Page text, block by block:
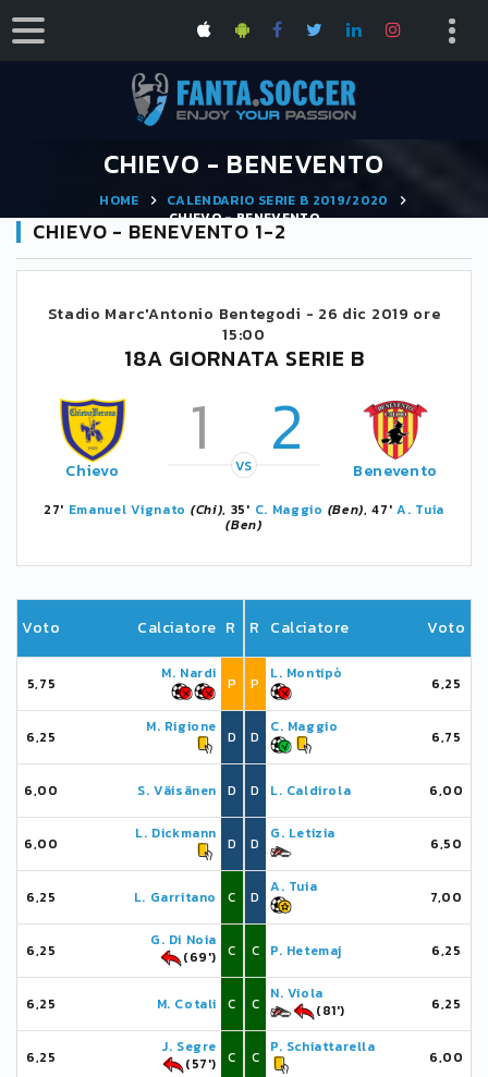
CHIEVO - BENEVENTO
HOME
CALENDARIO SERIE B 2019/2020
CHIEVO - BENEVENTO
CHIEVO - BENEVENTO 1-2
Stadio Marc'Antonio Bentegodi - 26 dic 2019 ore
15:00
18A GIORNATA SERIE B
Chievo 1 2
VS Benevento
27' Emanuel Vignato (Chi), 35' C. Maggio (Ben), 47'A. Tuia
(Ben)
Voto Calciatore R
5,75
M. Nardi
P
6,25
M. Rigione
D
6,00 S. Väisänen D
6,00
L. Dickmann
D
6,25 L. Garritano C
6,25
G. Di Noia
(69')
C
6,25 M. Cotali C
6,25
J. Segre
(57')
C
R Calciatore Voto
P
L. Montipò
6,25
D
C. Maggio
6,75
D L. Caldirola 6,00
D
G. Letizia
6,50
D
A. Tuia
7,00
C P. Hetemaj 6,25
C
N. Viola
(81')
6,25
C
P. Schiattarella
6,00